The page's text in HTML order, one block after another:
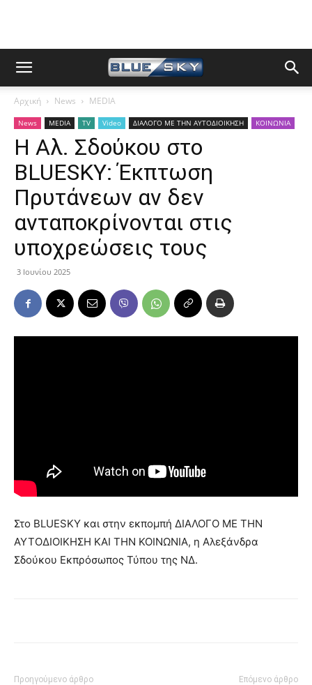
Αρχική News MEDIA
News MEDIA TV Video ΔΙΑΛΟΓΟ ΜΕ ΤΗΝ ΑΥΤΟΔΙΟΙΚΗΣΗ ΚΟΙΝΩΝΙΑ
Η Αλ. Σδούκου στο
BLUESKY: Έκπτωση
Πρυτάνεων αν δεν
ανταποκρίνονται στις
υποχρεώσεις τους
3 Ιουνίου 2025
Στο BLUESKY και στην εκπομπή ΔΙΑΛΟΓΟ ΜΕ ΤΗΝ
ΑΥΤΟΔΙΟΙΚΗΣH ΚΑΙ ΤΗΝ ΚΟΙΝΩΝΙΑ, η Αλεξάνδρα
Σδούκου Εκπρόσωπος Τύπου της ΝΔ.
Προηγούμενο άρθρο Επόμενο άρθρο